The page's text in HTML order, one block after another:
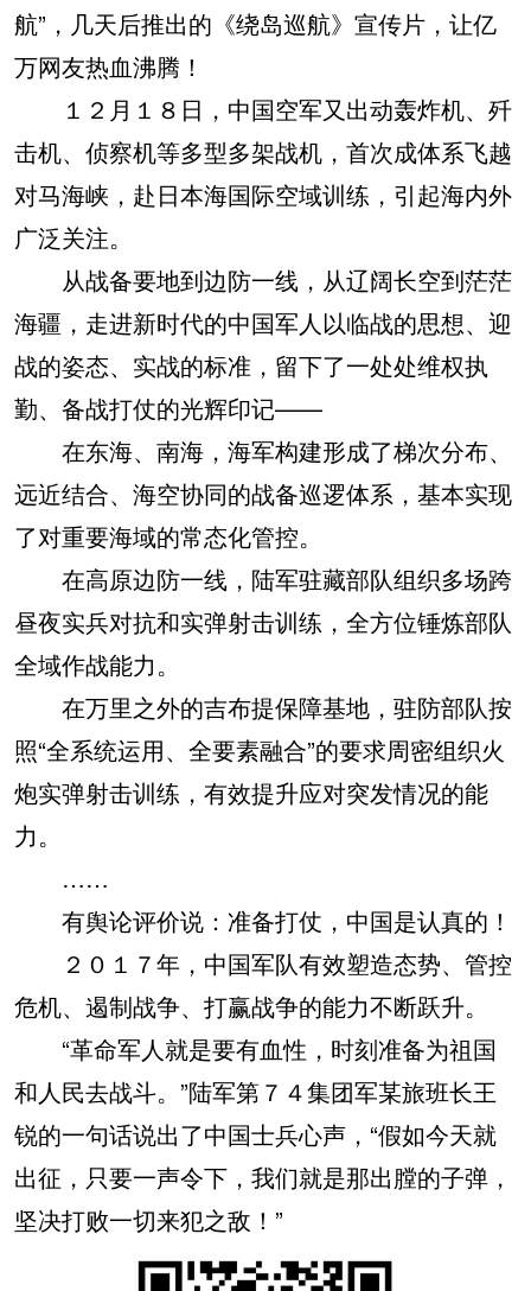
航”，几天后推出的《绕岛巡航》宣传片，让亿
万网友热血沸腾！
１２月１８日，中国空军又出动轰炸机、歼
击机、侦察机等多型多架战机，首次成体系飞越
对马海峡，赴日本海国际空域训练，引起海内外
广泛关注。
从战备要地到边防一线，从辽阔长空到茫茫
海疆，走进新时代的中国军人以临战的思想、迎
战的姿态、实战的标准，留下了一处处维权执
勤、备战打仗的光辉印记——
在东海、南海，海军构建形成了梯次分布、
远近结合、海空协同的战备巡逻体系，基本实现
了对重要海域的常态化管控。
在高原边防一线，陆军驻藏部队组织多场跨
昼夜实兵对抗和实弹射击训练，全方位锤炼部队
全域作战能力。
在万里之外的吉布提保障基地，驻防部队按
照“全系统运用、全要素融合”的要求周密组织火
炮实弹射击训练，有效提升应对突发情况的能
力。
……
有舆论评价说：准备打仗，中国是认真的！
２０１７年，中国军队有效塑造态势、管控
危机、遏制战争、打赢战争的能力不断跃升。
“革命军人就是要有血性，时刻准备为祖国
和人民去战斗。”陆军第７４集团军某旅班长王
锐的一句话说出了中国士兵心声，“假如今天就
出征，只要一声令下，我们就是那出膛的子弹，
坚决打败一切来犯之敌！”